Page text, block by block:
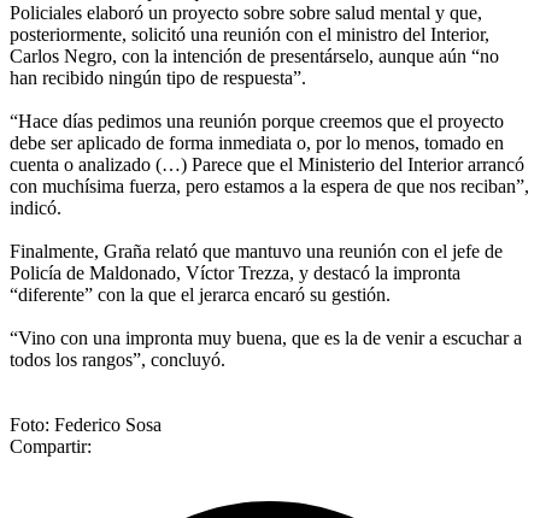
Policiales elaboró un proyecto sobre sobre salud mental y que,
posteriormente, solicitó una reunión con el ministro del Interior,
Carlos Negro, con la intención de presentárselo, aunque aún “no
han recibido ningún tipo de respuesta”.
“Hace días pedimos una reunión porque creemos que el proyecto
debe ser aplicado de forma inmediata o, por lo menos, tomado en
cuenta o analizado (…) Parece que el Ministerio del Interior arrancó
con muchísima fuerza, pero estamos a la espera de que nos reciban”,
indicó.
Finalmente, Graña relató que mantuvo una reunión con el jefe de
Policía de Maldonado, Víctor Trezza, y destacó la impronta
“diferente” con la que el jerarca encaró su gestión.
“Vino con una impronta muy buena, que es la de venir a escuchar a
todos los rangos”, concluyó.
Foto: Federico Sosa
Compartir: